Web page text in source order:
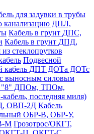
для задувки в трубы
канализацию ДПЛ,
Кабель в грунт ДПС,
Кабель в грунт ДПД,
стеклопрутков
Подвесной
кабель ДПТ ДОТа ДОТс
выносным силовым
"8" ДПОм, ТПОм,
последняя миля)
ОВП-2Д Кабель
ОБР-В, ОБР-У,
М Грозотрос/ОКГТ,